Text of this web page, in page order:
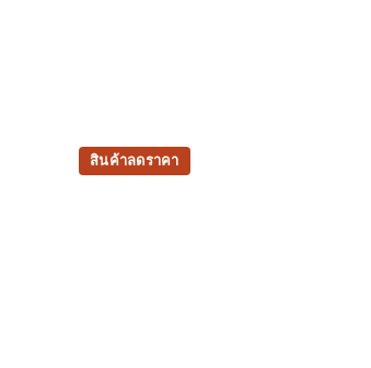
สินค้าลดราคา